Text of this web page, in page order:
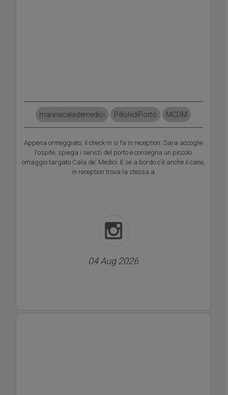
marinacalademedici PillolediPorto MCDM
Appena ormeggiato, il check-in si fa in reception: Sara accoglie
l'ospite, spiega i servizi del porto e consegna un piccolo
omaggio targato Cala de' Medici. E se a bordo c'è anche il cane,
in reception trova la stessa a
04 Aug 2026